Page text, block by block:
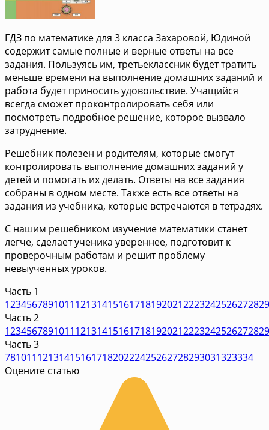
ГДЗ по математике для 3 класса Захаровой, Юдиной
содержит самые полные и верные ответы на все
задания. Пользуясь им, третьеклассник будет тратить
меньше времени на выполнение домашних заданий и
работа будет приносить удовольствие. Учащийся
всегда сможет проконтролировать себя или
посмотреть подробное решение, которое вызвало
затруднение.
Решебник полезен и родителям, которые смогут
контролировать выполнение домашних заданий у
детей и помогать их делать. Ответы на все задания
собраны в одном месте. Также есть все ответы на
задания из учебника, которые встречаются в тетрадях.
С нашим решебником изучение математики станет
легче, сделает ученика увереннее, подготовит к
проверочным работам и решит проблему
невыученных уроков.
Часть 1
1234567891011121314151617181920212223242526272829
Часть 2
1234567891011121314151617181920212223242526272829
Часть 3
7810111213141516171820222425262728293031323334
Оцените статью